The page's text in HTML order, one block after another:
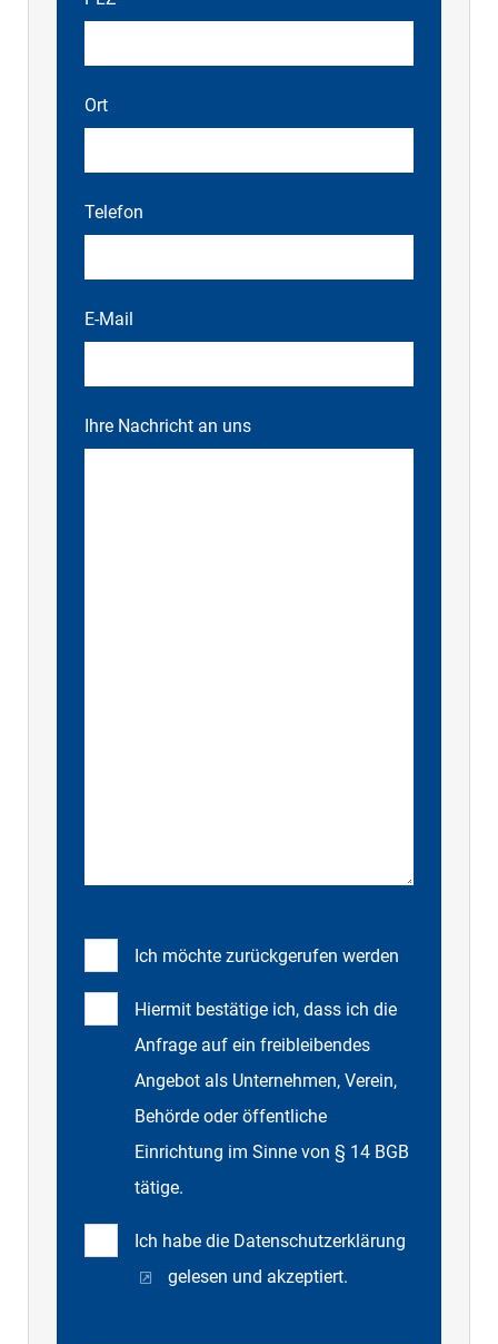
Ort
Telefon
E-Mail
Ihre Nachricht an uns
Ich möchte zurückgerufen werden
Hiermit bestätige ich, dass ich die
Anfrage auf ein freibleibendes
Angebot als Unternehmen, Verein,
Behörde oder öffentliche
Einrichtung im Sinne von § 14 BGB
tätige.
Ich habe die Datenschutzerklärung
gelesen und akzeptiert.